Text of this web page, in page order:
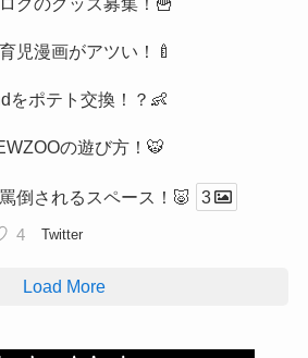
児漫画がアツい！🍼
をポテト交換！？👶
の遊び方！🐯
倒されるスペース！🐷 3
4 Twitter
Load More